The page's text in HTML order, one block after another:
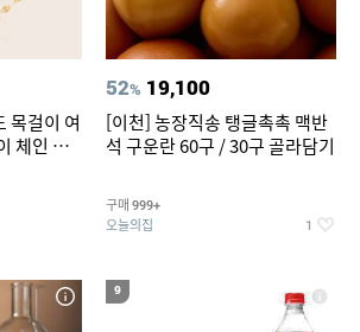
목걸이 여
체인 목
52% 19,100
[이천] 농장직송 탱글촉촉 맥반
석 구운란 60구 / 30구 골라담기
구매 999+
오늘의집 1
9